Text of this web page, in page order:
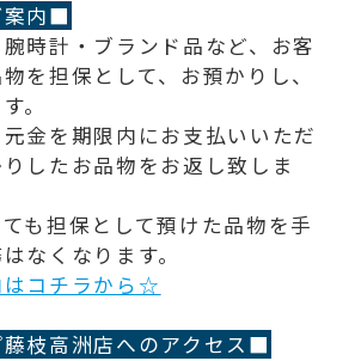
内■
時計・ブランド品など、お客
を担保として、お預かりし、
。
金を期限内にお支払いいただ
したお品物をお返し致しま
も担保として預けた品物を手
なくなります。
コチラから☆
枝高洲店へのアクセス■